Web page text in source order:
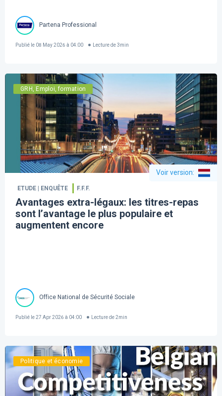
Partena Professional
Publié le 08 May 2026 à 04:00 Lecture de 3min
GRH, Emploi, formation
Voir version:
ETUDE | ENQUÊTE F.F.F.
Avantages extra-légaux: les titres-repas
sont l’avantage le plus populaire et
augmentent encore
Office National de Sécurité Sociale
Publié le27 Apr 2026 à 04:00 Lecture de 2min
Politique et économie